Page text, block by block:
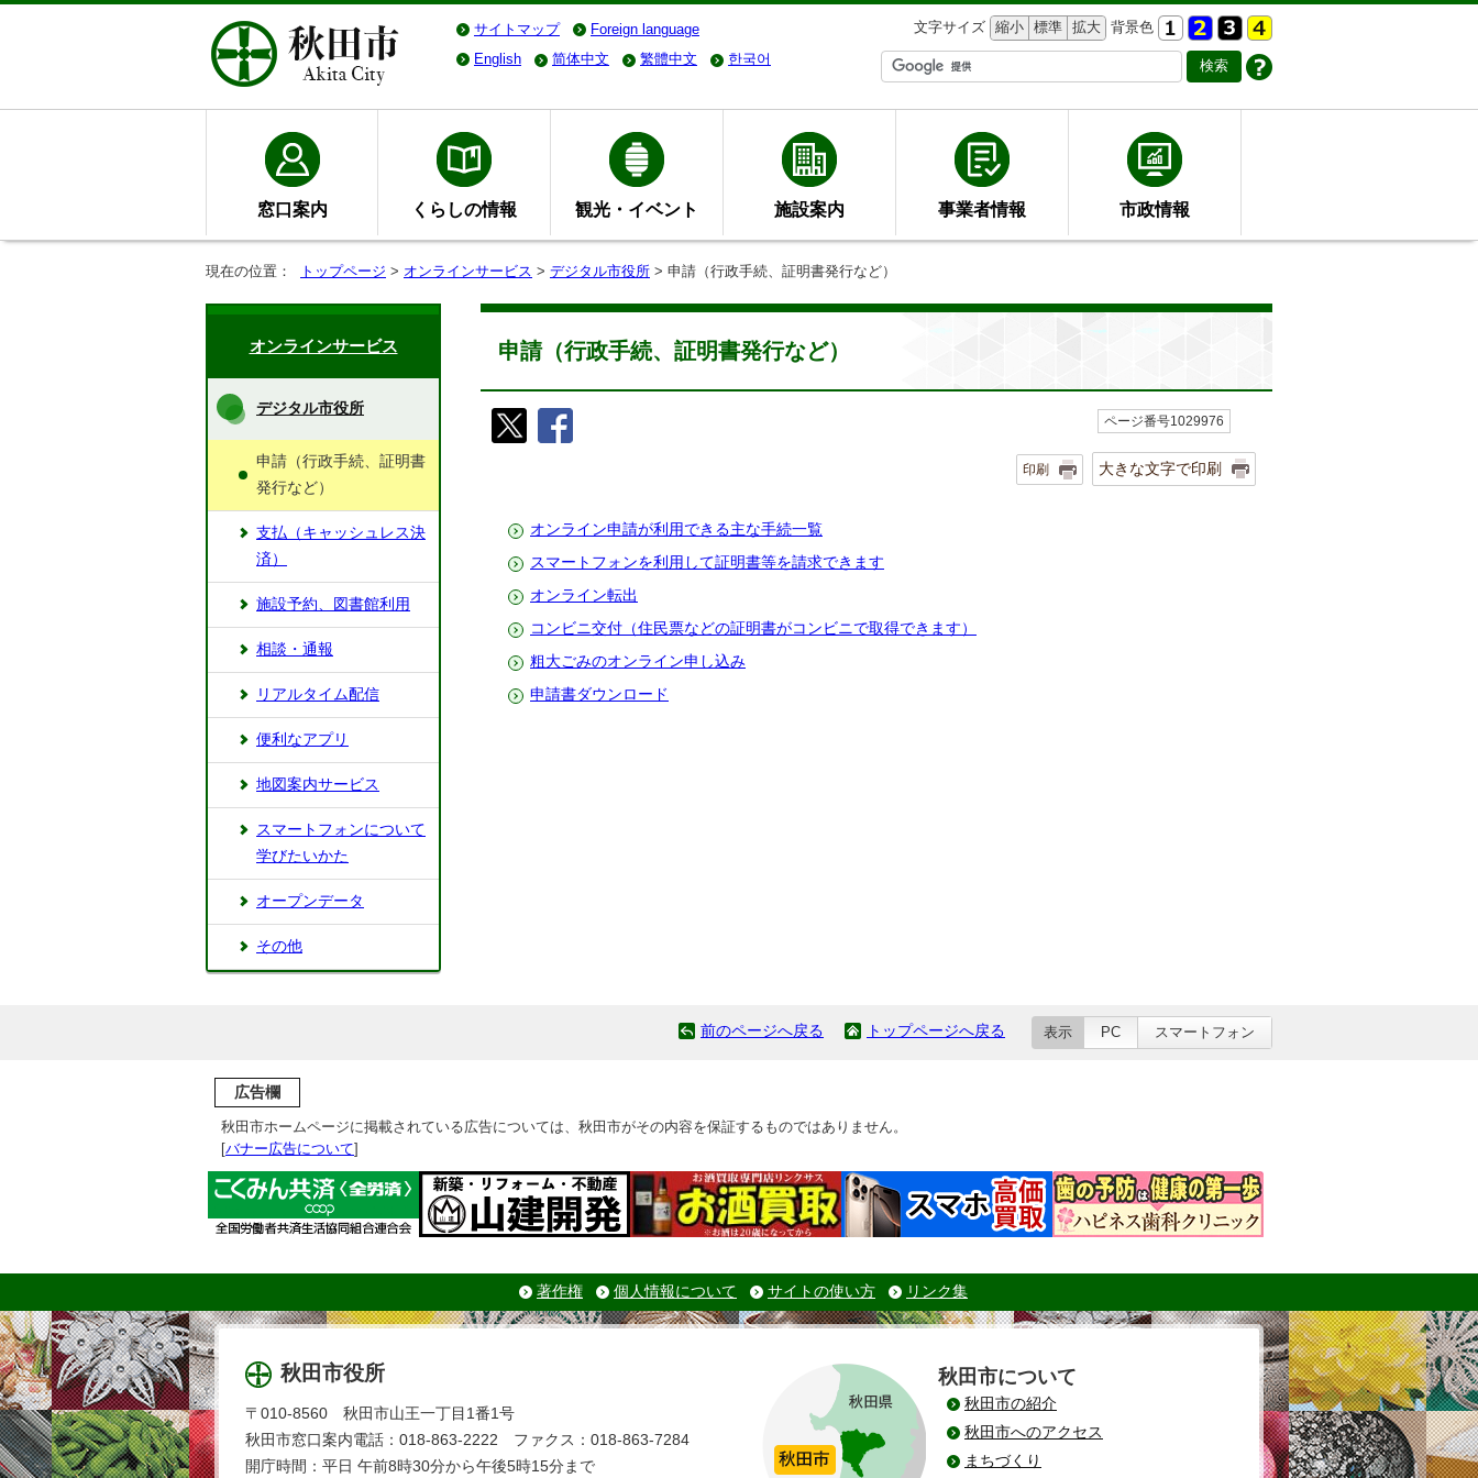
サイトマップ Foreign language 文字サイズ 縮小 標準 拡大 背景色
English
简体中文 繁體中文 한국어
窓口案内 くらしの情報 観光・イベント 施設案内 事業者情報 市政情報
現在の位置： トップページ > オンラインサービス > デジタル市役所 > 申請（行政手続、証明書発行など）
申請（行政手続、証明書発行など）
ページ番号1029976
印刷 大きな文字で印刷
オンライン申請が利用できる主な手続一覧
スマートフォンを利用して証明書等を請求できます
オンライン転出
コンビニ交付（住民票などの証明書がコンビニで取得できます）
粗大ごみのオンライン申し込み
申請書ダウンロード
オンラインサービス
デジタル市役所
申請（行政手続、証明書
発行など）
支払（キャッシュレス決
済）
施設予約、図書館利用
相談・通報
リアルタイム配信
便利なアプリ
地図案内サービス
スマートフォンについて
学びたいかた
オープンデータ
その他
前のページへ戻る トップページへ戻る 表示 PC スマートフォン
広告欄
秋田市ホームページに掲載されている広告については、秋田市がその内容を保証するものではありません。
[バナー広告について]
著作権 個人情報について サイトの使い方 リンク集
秋田市役所
〒010-8560 秋田市山王一丁目1番1号
秋田市窓口案内電話：018-863-2222 ファクス：018-863-7284
開庁時間：平日 午前8時30分から午後5時15分まで
秋田市について
秋田市の紹介
秋田市へのアクセス
まちづくり